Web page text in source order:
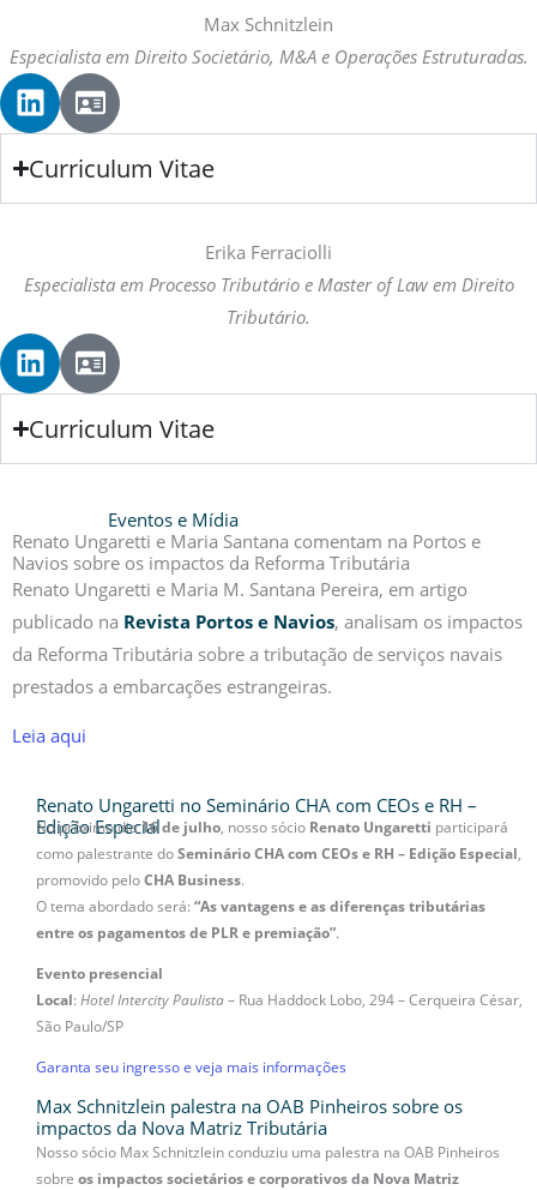
n
Max Schnitzlein
Especialista em Direito Societário, M&A e Operações Estruturadas.
L
i
n
k
e
n
I
d
-
c
a
Curriculum Vitae
Erika Ferraciolli
Especialista em Processo Tributário e Master of Law em Direito
Tributário.
L
i
n
k
e
n
I
d
-
c
a
Curriculum Vitae
Eventos e Mídia
Renato Ungaretti e Maria Santana comentam na Portos e
Navios sobre os impactos da Reforma Tributária
Renato Ungaretti e Maria M. Santana Pereira, em artigo
publicado na Revista Portos e Navios, analisam os impactos
da Reforma Tributária sobre a tributação de serviços navais
prestados a embarcações estrangeiras.
Leia aqui
Renato Ungaretti no Seminário CHA com CEOs e RH –
Edição Especial
No próximo dia16 de julho, nosso sócio Renato Ungaretti participará
como palestrante doSeminário CHA com CEOs e RH – Edição Especial,
promovido peloCHA Business.
O tema abordado será: “As vantagens e as diferenças tributárias
entre os pagamentos de PLR e premiação”.
Evento presencial
Local: Hotel Intercity Paulista– Rua Haddock Lobo, 294 – Cerqueira César,
São Paulo/SP
Garanta seu ingresso e veja mais informações
Max Schnitzlein palestra na OAB Pinheiros sobre os
impactos da Nova Matriz Tributária
Nosso sócio Max Schnitzlein conduziu uma palestra na OAB Pinheiros
sobre os impactos societários e corporativos da Nova Matriz